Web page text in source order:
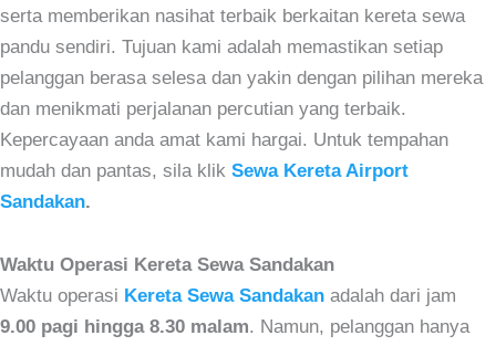
serta memberikan nasihat terbaik berkaitan kereta sewa
pandu sendiri. Tujuan kami adalah memastikan setiap
pelanggan berasa selesa dan yakin dengan pilihan mereka
dan menikmati perjalanan percutian yang terbaik.
Kepercayaan anda amat kami hargai. Untuk tempahan
mudah dan pantas, sila klik Sewa Kereta Airport
Sandakan.
Waktu Operasi Kereta Sewa Sandakan
Waktu operasi Kereta Sewa Sandakan adalah dari jam
9.00 pagi hingga 8.30 malam. Namun, pelanggan hanya